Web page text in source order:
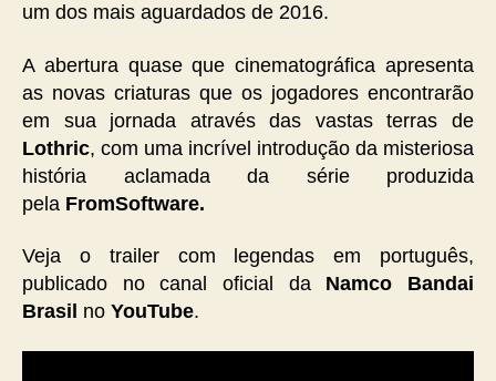
um dos mais aguardados de 2016.
A abertura quase que cinematográfica apresenta
as novas criaturas que os jogadores encontrarão
em sua jornada através das vastas terras de
Lothric, com uma incrível introdução da misteriosa
história aclamada da série produzida
pela FromSoftware.
Veja o trailer com legendas em português,
publicado no canal oficial da Namco Bandai
Brasil no YouTube.